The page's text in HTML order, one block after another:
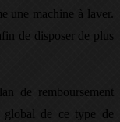
une machine à laver.
de disposer de plus
de remboursement
de ce type de